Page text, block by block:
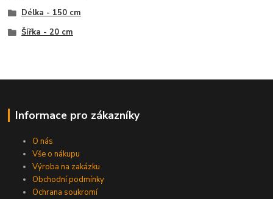
Délka - 150 cm
Šířka - 20 cm
Informace pro zákazníky
O nás
Vše o nákupu
Výroba na zakázku
Obchodní podmínky
Ochrana soukromí